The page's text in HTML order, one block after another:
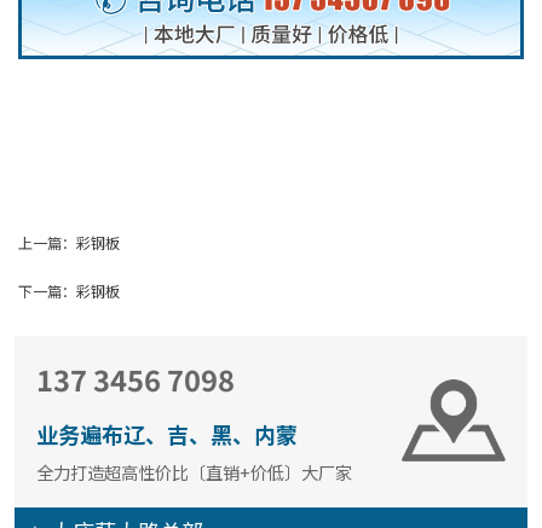
上一篇：彩钢板
下一篇：彩钢板
137 3456 7098
业务遍布辽、吉、黑、内蒙
全力打造超高性价比〔直销+价低〕大厂家